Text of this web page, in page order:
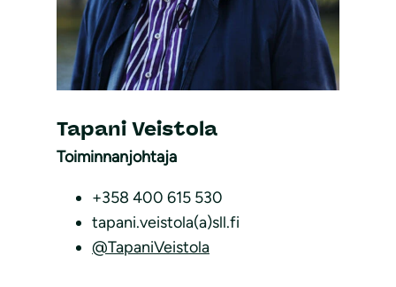
Toiminnanjohtaja
Tapani Veistola
+358 400 615 530
tapani.veistola(a)sll.fi
@TapaniVeistola